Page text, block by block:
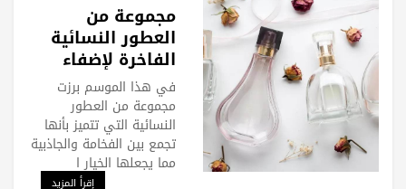
مجموعة من
العطور النسائية
الفاخرة لإضفاء
لمسة من التميز
على إطلالاتك
في هذا الموسم برزت
مجموعة من العطور
النسائية التي تتميز بأنها
تجمع بين الفخامة والجاذبية
مما يجعلها الخيار ا
إقرأ المزيد